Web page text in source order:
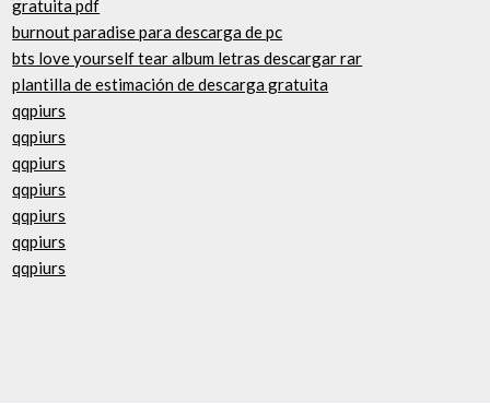
gratuita pdf
burnout paradise para descarga de pc
bts love yourself tear album letras descargar rar
plantilla de estimación de descarga gratuita
qqpiurs
qqpiurs
qqpiurs
qqpiurs
qqpiurs
qqpiurs
qqpiurs